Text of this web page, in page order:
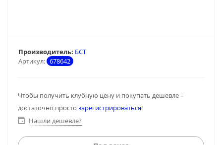
Артикул: 678642
Производитель: БСТ
Чтобы получить клубную цену и покупать дешевле –
достаточно просто зарегистрироваться!
Нашли дешевле?